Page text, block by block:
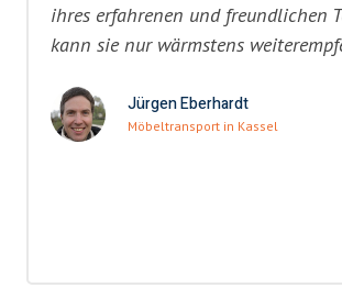
ihres erfahrenen und freundlichen
kann sie nur wärmstens
Jürgen Eberhardt
Möbeltransport in Kassel